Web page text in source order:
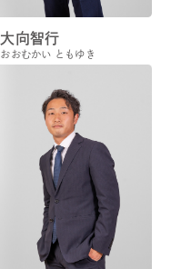
大向智行
おおむかい ともゆき